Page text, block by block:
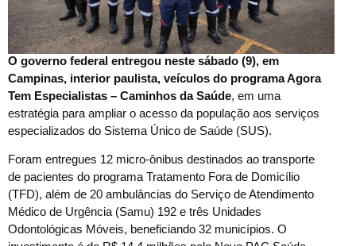
O governo federal entregou neste sábado (9), em
Campinas, interior paulista, veículos do programa Agora
Tem Especialistas – Caminhos da Saúde, em uma
estratégia para ampliar o acesso da população aos serviços
especializados do Sistema Único de Saúde (SUS).
Foram entregues 12 micro-ônibus destinados ao transporte
de pacientes do programa Tratamento Fora de Domicílio
(TFD), além de 20 ambulâncias do Serviço de Atendimento
Médico de Urgência (Samu) 192 e três Unidades
Odontológicas Móveis, beneficiando 32 municípios. O